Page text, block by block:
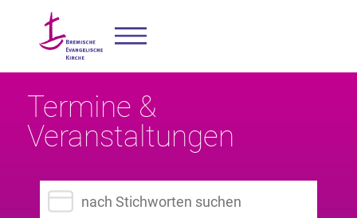
Termine &
Veranstaltungen
Suchbegriff eingeben